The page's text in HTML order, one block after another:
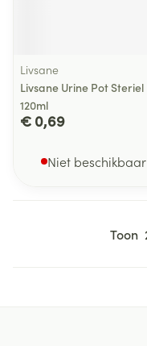
Livsane
Livsane Urine Pot Steriel
120ml
€ 0,69
Niet beschikbaar
Toon